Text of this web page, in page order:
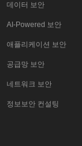
데이터 보안
AI-Powered 보안
애플리케이션 보안
공급망 보안
네트워크 보안
정보보안 컨설팅